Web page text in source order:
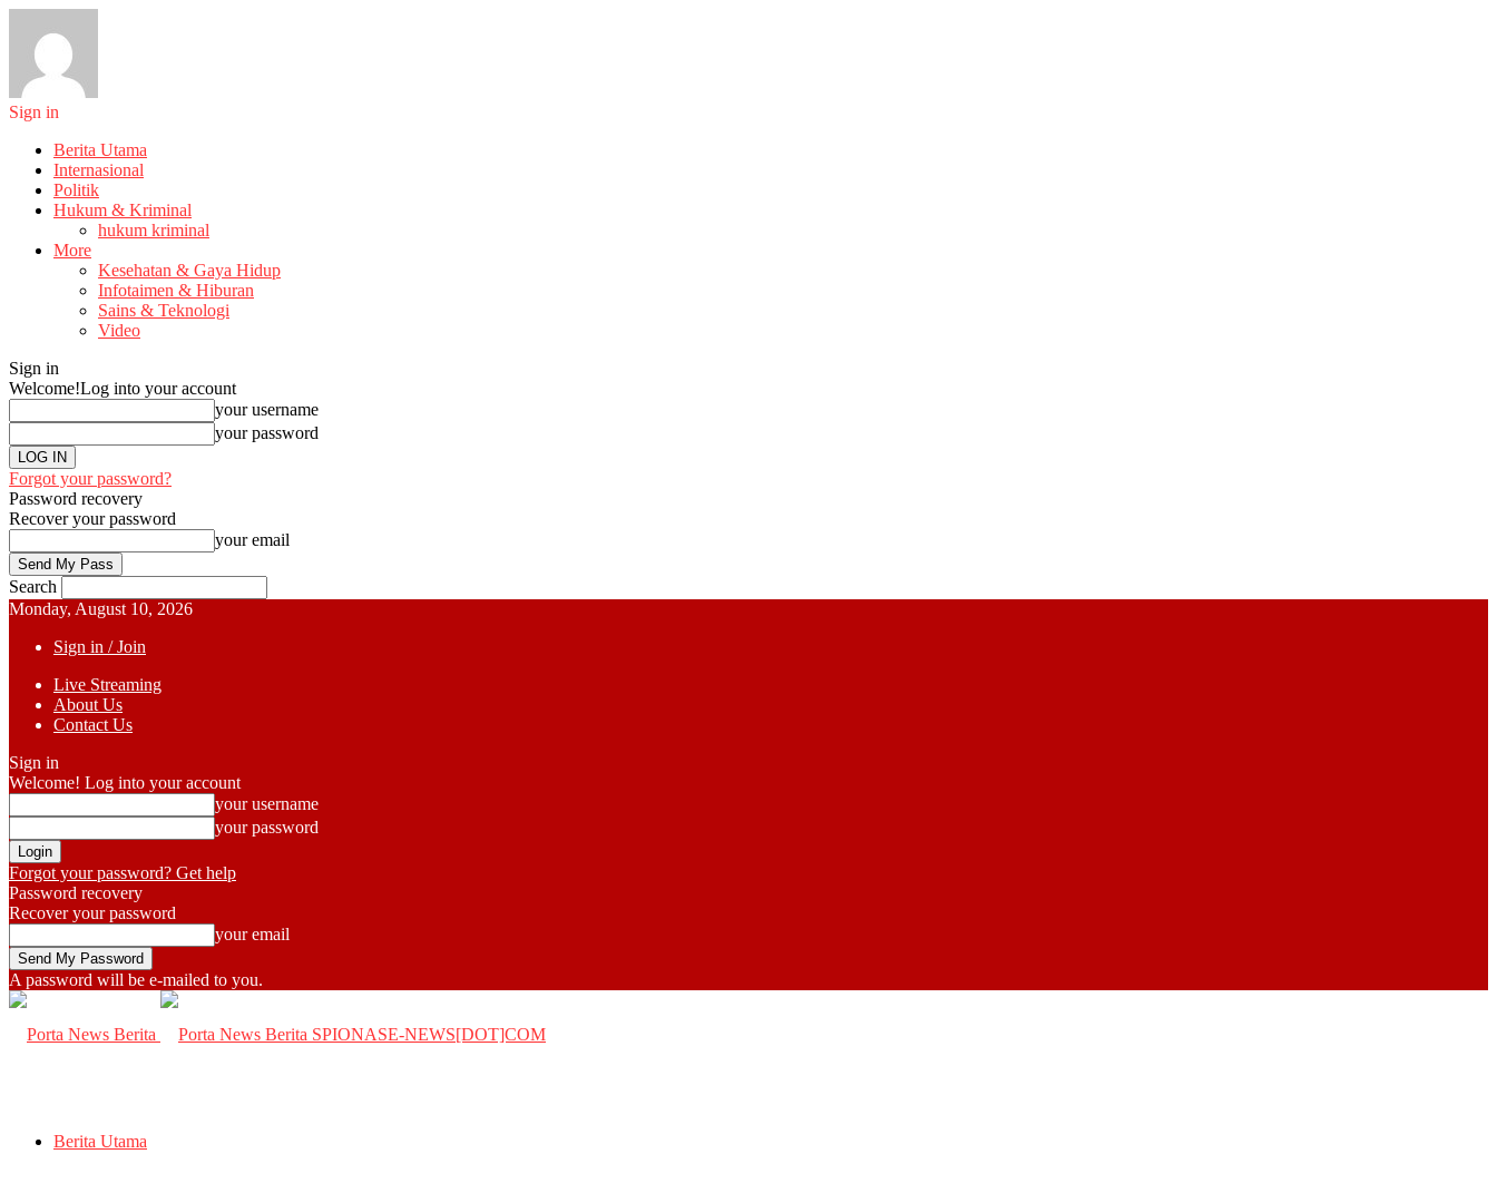
Sign in
Berita Utama
Internasional
Politik
Hukum & Kriminal
hukum kriminal
More
Kesehatan & Gaya Hidup
Infotaimen & Hiburan
Sains & Teknologi
Video
Sign in
Welcome!Log into your account
your username
your password
Forgot your password?
Password recovery
Recover your password
your email
Search
Monday, August 10, 2026
Sign in / Join
Live Streaming
About Us
Contact Us
Sign in
Welcome! Log into your account
your username
your password
Forgot your password? Get help
Password recovery
Recover your password
your email
A password will be e-mailed to you.
SPIONASE-NEWS[DOT]COM
Berita Utama